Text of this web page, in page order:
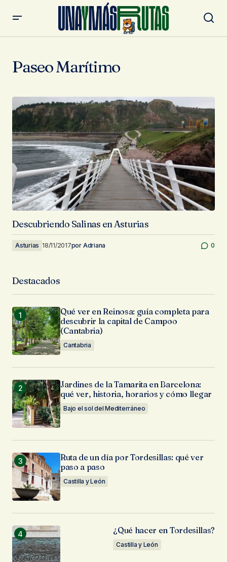
Paseo Marítimo
Descubriendo Salinas en Asturias
Asturias 18/11/2017por Adriana 0
Destacados
Qué ver en Reinosa: guía completa para
descubrir la capital de Campoo
(Cantabria)
Cantabria
Jardines de la Tamarita en Barcelona:
qué ver, historia, horarios y cómo llegar
Bajo el sol del Mediterráneo
Ruta de un día por Tordesillas: qué ver
paso a paso
Castilla y León
¿Qué hacer en Tordesillas?
Castilla y León